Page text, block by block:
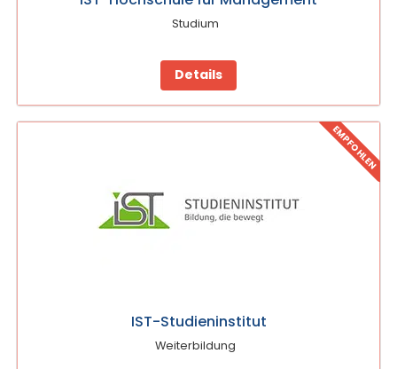
Studium
Details
EMPFOHLEN
IST-Studieninstitut
Weiterbildung